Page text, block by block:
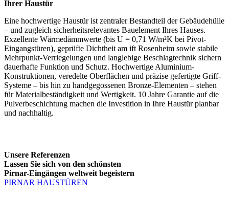
Ihrer Haustür
Eine hochwertige Haustür ist zentraler Bestandteil der Gebäudehülle
– und zugleich sicherheitsrelevantes Bauelement Ihres Hauses.
Exzellente Wärmedämmwerte (bis U = 0,71 W/m²K bei Pivot-
Eingangstüren), geprüfte Dichtheit am ift Rosenheim sowie stabile
Mehrpunkt-Verriegelungen und langlebige Beschlagtechnik sichern
dauerhafte Funktion und Schutz. Hochwertige Aluminium-
Konstruktionen, veredelte Oberflächen und präzise gefertigte Griff-
Systeme – bis hin zu handgegossenen Bronze-Elementen – stehen
für Materialbeständigkeit und Wertigkeit. 10 Jahre Garantie auf die
Pulverbeschichtung machen die Investition in Ihre Haustür planbar
und nachhaltig.
Unsere Referenzen
Lassen Sie sich von den schönsten
Pirnar-Eingängen weltweit begeistern
PIRNAR HAUSTÜREN